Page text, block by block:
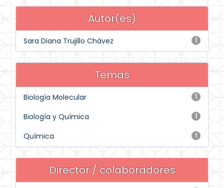
Autor(es)
1
Sara Diana Trujillo Chávez
Temas
1
Biología Molecular
1
Biología y Química
1
Química
Director / colaboradores